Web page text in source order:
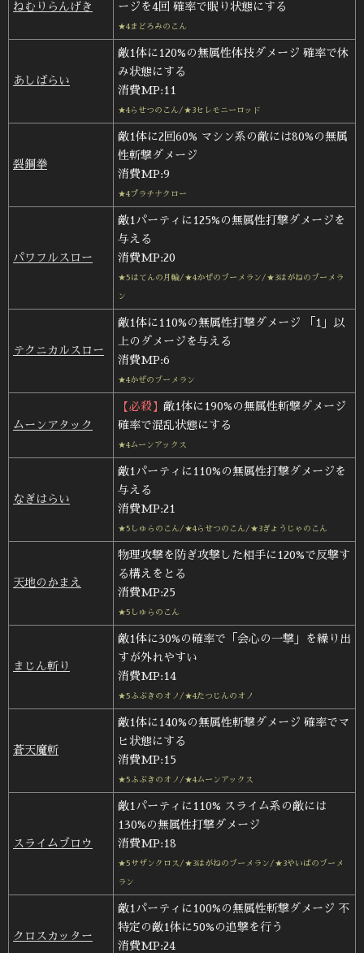
ねむりらんげき ージを4回 確率で眠り状態にする
★4まどろみのこん
あしばらい
敵1体に120%の無属性体技ダメージ 確率で休
み状態にする
消費MP:11
★4らせつのこん/★3セレモニーロッド
裂鋼拳
敵1体に2回60% マシン系の敵には80%の無属
性斬撃ダメージ
消費MP:9
★4プラチナクロー
パワフルスロー
敵1パーティに125%の無属性打撃ダメージを
与える
消費MP:20
★5はてんの月輪/★4かぜのブーメラン/★3はがねのブーメラ
ン
テクニカルスロー
敵1体に110%の無属性打撃ダメージ 「1」以
上のダメージを与える
消費MP:6
★4かぜのブーメラン
ムーンアタック
【必殺】 敵1体に190%の無属性斬撃ダメージ
確率で混乱状態にする
★4ムーンアックス
なぎはらい
敵1パーティに110%の無属性打撃ダメージを
与える
消費MP:21
★5しゅらのこん/★4らせつのこん/★3ぎょうじゃのこん
天地のかまえ
物理攻撃を防ぎ攻撃した相手に120%で反撃す
る構えをとる
消費MP:25
★5しゅらのこん
まじん斬り
敵1体に30%の確率で「会心の一撃」を繰り出
すが外れやすい
消費MP:14
★5ふぶきのオノ/★4たつじんのオノ
蒼天魔斬
敵1体に140%の無属性斬撃ダメージ 確率でマ
ヒ状態にする
消費MP:15
★5ふぶきのオノ/★4ムーンアックス
スライムブロウ
敵1パーティに110% スライム系の敵には
130%の無属性打撃ダメージ
消費MP:18
★5サザンクロス/★3はがねのブーメラン/★3やいばのブーメ
ラン
クロスカッター
敵1パーティに100%の無属性斬撃ダメージ 不
特定の敵1体に50%の追撃を行う
消費MP:24